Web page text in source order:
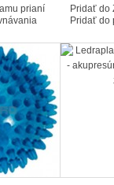
prianí
Pridať do
Pridať do